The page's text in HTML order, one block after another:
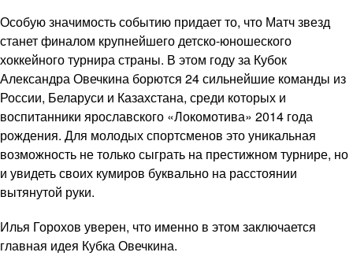
Особую значимость событию придает то, что Матч звезд
станет финалом крупнейшего детско-юношеского
хоккейного турнира страны. В этом году за Кубок
Александра Овечкина борются 24 сильнейшие команды из
России, Беларуси и Казахстана, среди которых и
воспитанники ярославского «Локомотива» 2014 года
рождения. Для молодых спортсменов это уникальная
возможность не только сыграть на престижном турнире, но
и увидеть своих кумиров буквально на расстоянии
вытянутой руки.
Илья Горохов уверен, что именно в этом заключается
главная идея Кубка Овечкина.